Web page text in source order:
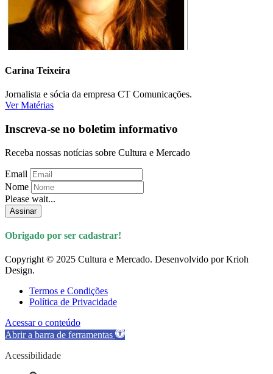
Carina Teixeira
Jornalista e sócia da empresa CT Comunicações.
Ver Matérias
Inscreva-se no boletim informativo
Receba nossas notícias sobre Cultura e Mercado
Email
Nome
Please wait...
Assinar
Obrigado por ser cadastrar!
Copyright © 2025 Cultura e Mercado. Desenvolvido por Krioh
Design.
Termos e Condições
Política de Privacidade
Acessar o conteúdo
Abrir a barra de ferramentas
Acessibilidade